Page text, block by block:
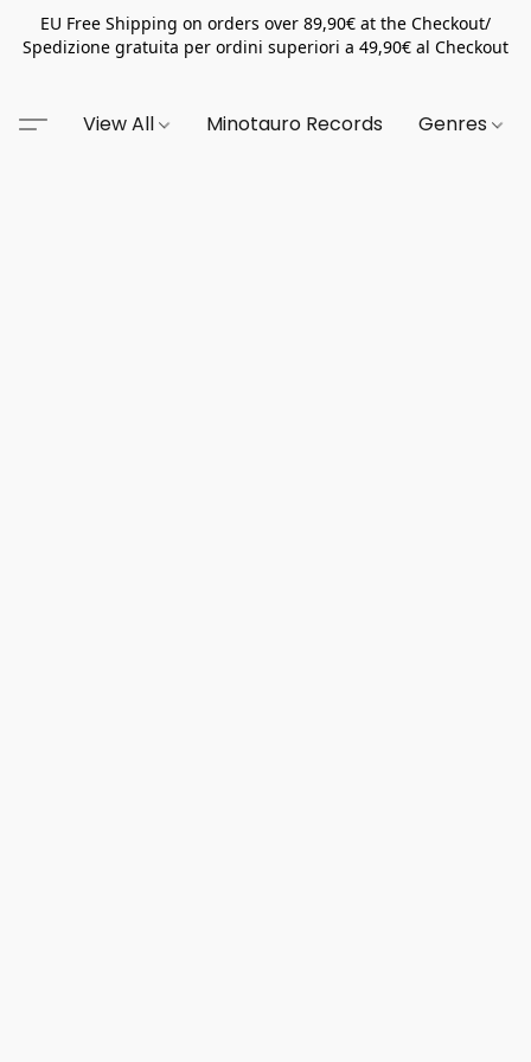
EU Free Shipping on orders over 89,90€ at the Checkout/
Spedizione gratuita per ordini superiori a 49,90€ al Checkout
View All Minotauro Records Genres